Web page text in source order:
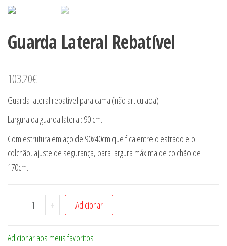
Guarda Lateral Rebatível
103.20€
Guarda lateral rebatível para cama (não articulada) .
Largura da guarda lateral: 90 cm.
Com estrutura em aço de 90x40cm que fica entre o estrado e o
colchão, ajuste de segurança, para largura máxima de colchão de
170cm.
-
Quantidade
de
+ Adicionar
Adicionar aos meus favoritos